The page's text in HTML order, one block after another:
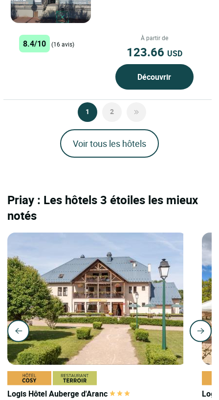
8.4/10 (16 avis)
À partir de
123.66 USD
Découvrir
1 2
Voir tous les hôtels
Priay : Les hôtels 3 étoiles les mieux
notés
Logis Hôtel Auberge d'Aranc